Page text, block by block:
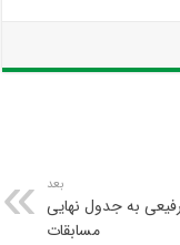
بعد
به جدول نهایی
مسابقات